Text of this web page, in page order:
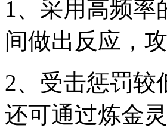
1、采用高频率
间做出反应，
2、受击惩罚较
还可通过炼金